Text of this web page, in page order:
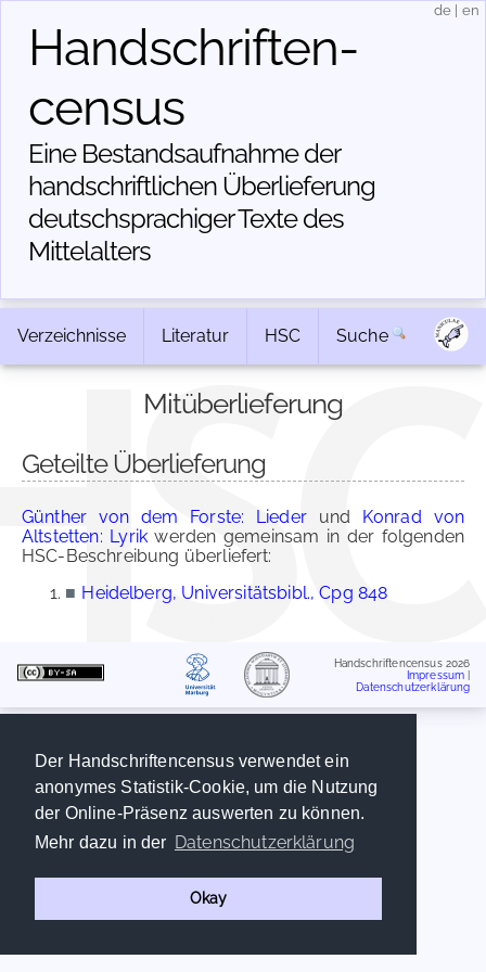
Der Handschriftencensus verwendet ein
anonymes Statistik-Cookie, um die Nutzung
der Online-Präsenz auswerten zu können.
Mehr dazu in der Datenschutzerklärung
Okay
Handschriften­
census
Eine Bestandsaufnahme der
handschriftlichen Über­lieferung
deutschsprachiger Texte des
Mittelalters
de en
Verzeichnisse Literatur HSC Suche
Mitüberlieferung
Geteilte Überlieferung
Günther von dem Forste: Liederund Konrad von
Altstetten: Lyrik werden gemeinsam in der folgenden
HSC-Beschreibung überliefert:
■ Heidelberg, Universitätsbibl., Cpg 848
Handschriftencensus 2026
Impressum
Datenschutzerklärung